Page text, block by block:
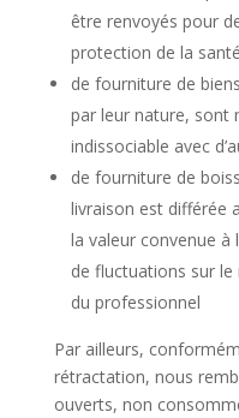
être renvoyés pour
protection de la
de fourniture de
par leur nature, sont
indissociable avec
de fourniture de
livraison est différée
la valeur convenue
de fluctuations sur
du professionnel
Par ailleurs,
rétractation, nous
ouverts, non